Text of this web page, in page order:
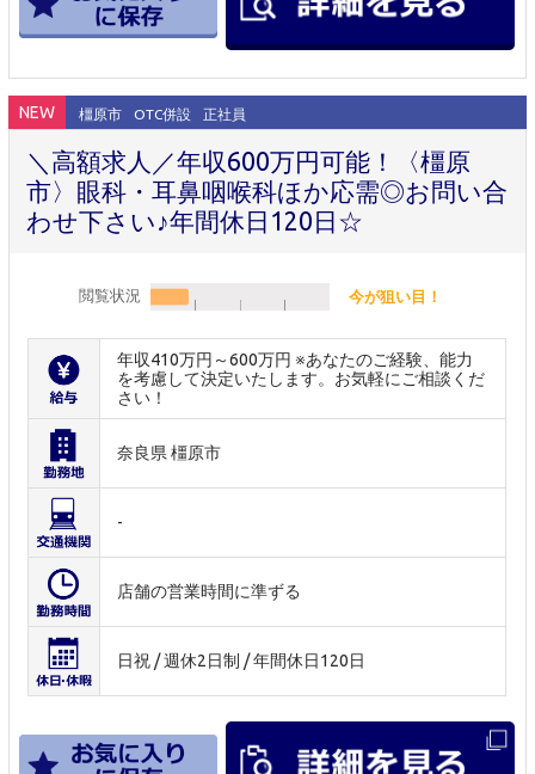
NEW 橿原市 OTC併設 正社員
＼高額求人／年収600万円可能！〈橿原
市〉眼科・耳鼻咽喉科ほか応需◎お問い合
わせ下さい♪年間休日120日☆
閲覧状況 今が狙い目！
年収410万円～600万円 ※あなたのご経験、能力
を考慮して決定いたします。お気軽にご相談くだ
さい！
奈良県 橿原市
-
店舗の営業時間に準ずる
日祝 / 週休2日制 / 年間休日120日